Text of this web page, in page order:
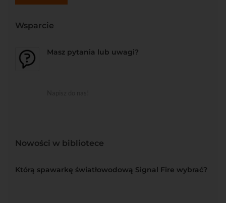
Wsparcie
Masz pytania lub uwagi?
Nowości w bibliotece
Którą spawarkę światłowodową Signal Fire wybrać?